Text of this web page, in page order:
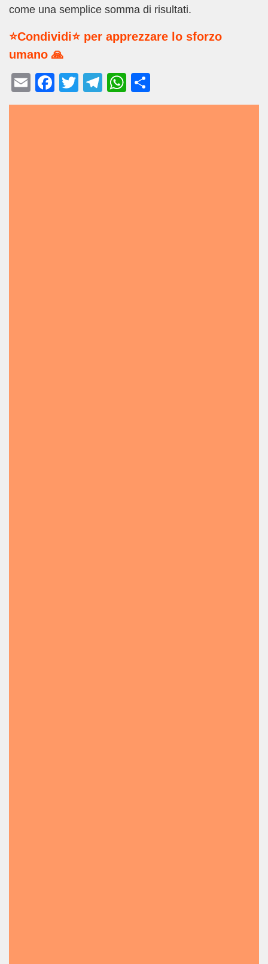
come una semplice somma di risultati.
⭐Condividi⭐ per apprezzare lo sforzo
umano 🙏
E
m
F
a
T
wi
T
el
W
h
o